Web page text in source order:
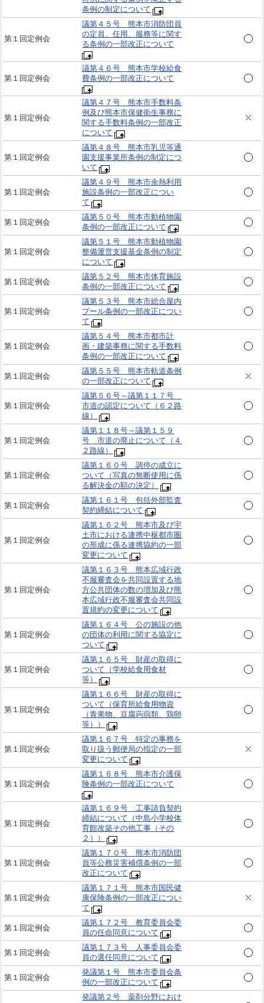
条例の制定について
第１回定例会
議第４５号 熊本市消防団員
の定員、任用、服務等に関す
る条例の一部改正について
第１回定例会
議第４６号 熊本市学校給食
費条例の一部改正について
第１回定例会
議第４７号 熊本市手数料条
例及び熊本市保健衛生事務に
関する手数料条例の一部改正
について
第１回定例会
議第４８号 熊本市乳児等通
園支援事業所条例の制定につ
いて
第１回定例会
議第４９号 熊本市余熱利用
施設条例の一部改正につい
て
第１回定例会
議第５０号 熊本市動植物園
条例の一部改正について
第１回定例会
議第５１号 熊本市動植物園
整備運営支援基金条例の制定
について
第１回定例会
議第５２号 熊本市体育施設
条例の一部改正について
第１回定例会
議第５３号 熊本市総合屋内
プール条例の一部改正につい
て
第１回定例会
議第５４号 熊本市都市計
画・建築事務に関する手数料
条例の一部改正について
第１回定例会
議第５５号 熊本市軌道条例
の一部改正について
第１回定例会
議第５６号～議第１１７号
市道の認定について（６２路
線）
第１回定例会
議第１１８号～議第１５９
号 市道の廃止について（４
２路線）
第１回定例会
議第１６０号 調停の成立に
ついて（写真の無断使用に係
る解決金の額の決定）
第１回定例会
議第１６１号 包括外部監査
契約締結について
第１回定例会
議第１６２号 熊本市及び宇
土市における連携中枢都市圏
の形成に係る連携協約の一部
変更について
第１回定例会
議第１６３号 熊本広域行政
不服審査会を共同設置する地
方公共団体の数の増加及び熊
本広域行政不服審査会共同設
置規約の変更について
第１回定例会
議第１６４号 公の施設の他
の団体の利用に関する協定に
ついて
第１回定例会
議第１６５号 財産の取得に
ついて（学校給食用食材
等）
第１回定例会
議第１６６号 財産の取得に
ついて（保育所給食用物資
（青果物、豆腐蒟蒻類、鶏卵
等））
第１回定例会
議第１６７号 特定の事務を
取り扱う郵便局の指定の一部
変更について
第１回定例会
議第１６８号 熊本市介護保
険条例の一部改正について
第１回定例会
議第１６９号 工事請負契約
締結について（中島小学校体
育館改築その他工事（その
２））
第１回定例会
議第１７０号 熊本市消防団
員等公務災害補償条例の一部
改正について
第１回定例会
議第１７１号 熊本市国民健
康保険条例の一部改正につい
て
第１回定例会
議第１７２号 教育委員会委
員の任命同意について
第１回定例会
議第１７３号 人事委員会委
員の選任同意について
第１回定例会
発議第１号 熊本市委員会条
例の一部改正について
発議第２号 薬剤分野におけ